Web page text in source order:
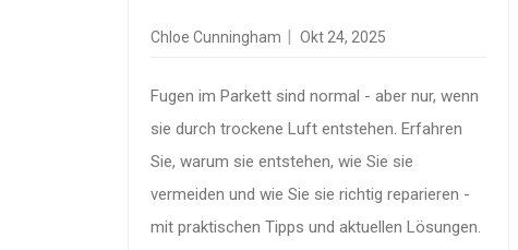
RISSE IM HOLZBODEN
Chloe Cunningham Okt 24, 2025
Fugen im Parkett sind normal - aber nur, wenn
sie durch trockene Luft entstehen. Erfahren
Sie, warum sie entstehen, wie Sie sie
vermeiden und wie Sie sie richtig reparieren -
mit praktischen Tipps und aktuellen Lösungen.